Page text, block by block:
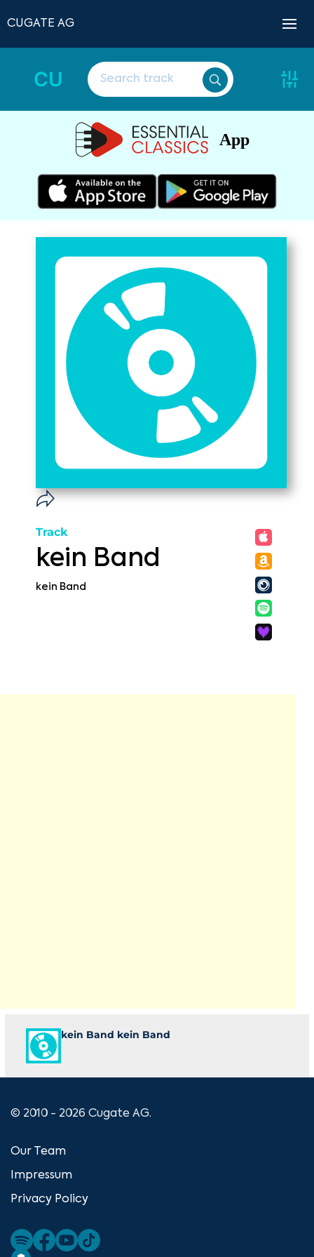
CUGATE AG
CU
App
Track
kein Band
kein Band
kein Band kein Band
© 2010 - 2026 Cugate AG.
Our Team
Impressum
Privacy Policy